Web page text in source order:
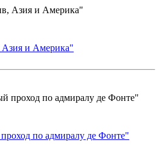
Азия и Америка"
по адмиралу де Фонте"